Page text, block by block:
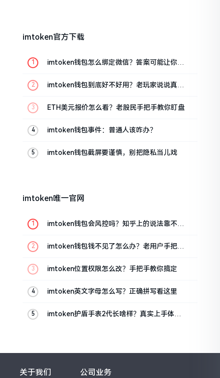
imtoken官方下载
imtoken钱包怎么绑定微信？答案可能让你失
imtoken钱包到底好不好用？老玩家说说真实
ETH美元报价怎么看？老股民手把手教你盯盘
imtoken钱包事件：普通人该咋办？
imtoken钱包截屏要谨慎，别把隐私当儿戏
imtoken唯一官网
imtoken钱包会风控吗？知乎上的说法靠不靠
imtoken钱包钱不见了怎么办？老用户手把手
imtoken位置权限怎么改？手把手教你搞定
imtoken英文字母怎么写？正确拼写看这里
imtoken护盾手表2代长啥样？真实上手体验
关于我们 公司业务